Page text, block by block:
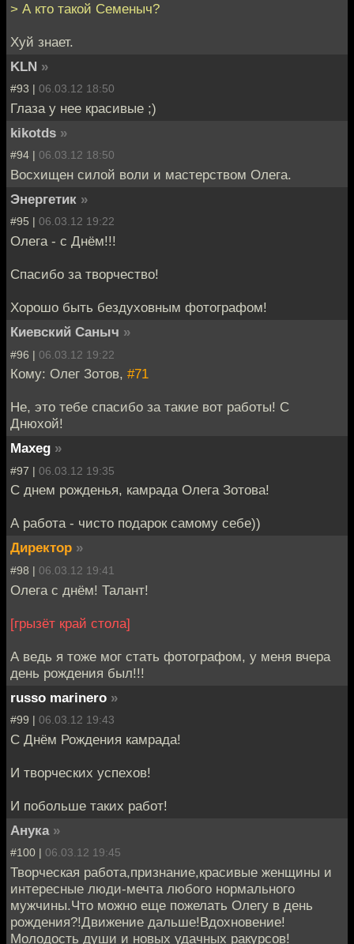
> А кто такой Семеныч?
Хуй знает.
KLN »
#93 | 06.03.12 18:50
Глаза у нее красивые ;)
kikotds »
#94 | 06.03.12 18:50
Восхищен силой воли и мастерством Олега.
Энергетик »
#95 | 06.03.12 19:22
Олега - с Днём!!!
Спасибо за творчество!
Хорошо быть бездуховным фотографом!
Киевский Саныч »
#96 | 06.03.12 19:22
Кому: Олег Зотов, #71
Не, это тебе спасибо за такие вот работы! С
Днюхой!
Maxeg »
#97 | 06.03.12 19:35
С днем рожденья, камрада Олега Зотова!
А работа - чисто подарок самому себе))
Директор »
#98 | 06.03.12 19:41
Олега с днём! Талант!
[грызёт край стола]
А ведь я тоже мог стать фотографом, у меня вчера
день рождения был!!!
russo marinero »
#99 | 06.03.12 19:43
С Днём Рождения камрада!
И творческих успехов!
И побольше таких работ!
Анука »
#100 | 06.03.12 19:45
Творческая работа,признание,красивые женщины и
интересные люди-мечта любого нормального
мужчины.Что можно еще пожелать Олегу в день
рождения?!Движение дальше!Вдохновение!
Молодость души и новых удачных ракурсов!